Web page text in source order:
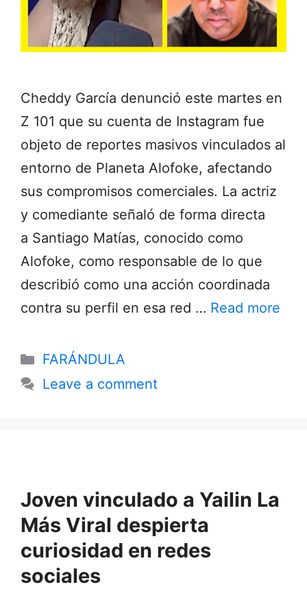
Cheddy García denunció este martes en
Z 101 que su cuenta de Instagram fue
objeto de reportes masivos vinculados al
entorno de Planeta Alofoke, afectando
sus compromisos comerciales. La actriz
y comediante señaló de forma directa
a Santiago Matías, conocido como
Alofoke, como responsable de lo que
describió como una acción coordinada
contra su perfil en esa red … Read more
Categories
FARÁNDULA
Leave a comment
Joven vinculado a Yailin La
Más Viral despierta
curiosidad en redes
sociales